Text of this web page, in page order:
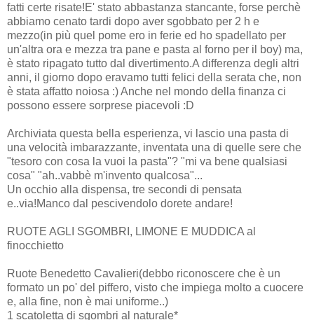
fatti certe risate!E' stato abbastanza stancante, forse perchè
abbiamo cenato tardi dopo aver sgobbato per 2 h e
mezzo(in più quel pome ero in ferie ed ho spadellato per
un'altra ora e mezza tra pane e pasta al forno per il boy) ma,
è stato ripagato tutto dal divertimento.A differenza degli altri
anni, il giorno dopo eravamo tutti felici della serata che, non
è stata affatto noiosa :) Anche nel mondo della finanza ci
possono essere sorprese piacevoli :D
Archiviata questa bella esperienza, vi lascio una pasta di
una velocità imbarazzante, inventata una di quelle sere che
"tesoro con cosa la vuoi la pasta"? "mi va bene qualsiasi
cosa" "ah..vabbè m'invento qualcosa"...
Un occhio alla dispensa, tre secondi di pensata
e..via!Manco dal pescivendolo dorete andare!
RUOTE AGLI SGOMBRI, LIMONE E MUDDICA al
finocchietto
Ruote Benedetto Cavalieri(debbo riconoscere che è un
formato un po' del piffero, visto che impiega molto a cuocere
e, alla fine, non è mai uniforme..)
1 scatoletta di sgombri al naturale*